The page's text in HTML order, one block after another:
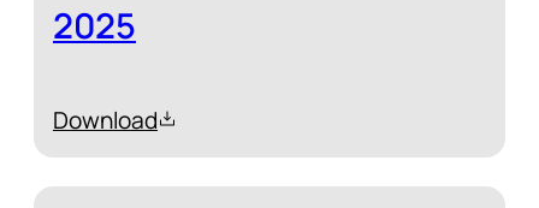
2025
Download